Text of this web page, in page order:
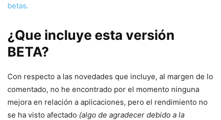
betas.
¿Que incluye esta versión
BETA?
Con respecto a las novedades que incluye, al margen de lo
comentado, no he encontrado por el momento ninguna
mejora en relación a aplicaciones, pero el rendimiento no
se ha visto afectado (algo de agradecer debido a la